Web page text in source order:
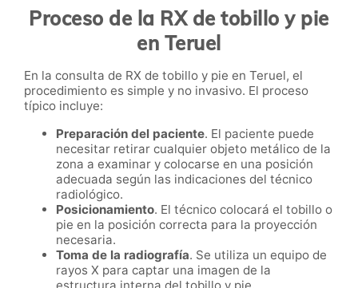
Proceso de la RX de tobillo y pie
en Teruel
En la consulta de RX de tobillo y pie en Teruel, el
procedimiento es simple y no invasivo. El proceso
típico incluye:
Preparación del paciente. El paciente puede
necesitar retirar cualquier objeto metálico de la
zona a examinar y colocarse en una posición
adecuada según las indicaciones del técnico
radiológico.
Posicionamiento. El técnico colocará el tobillo o
pie en la posición correcta para la proyección
necesaria.
Toma de la radiografía. Se utiliza un equipo de
rayos X para captar una imagen de la